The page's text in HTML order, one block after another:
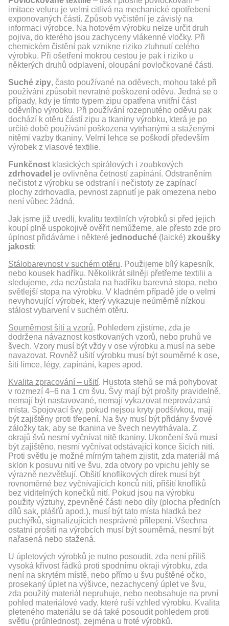
imitace veluru je velmi citlivá na mechanické opotřebení
exponovaných částí. Způsob vyčistění je závislý na
informaci výrobce. Na hotovém výrobku nelze určit druh
pojiva, do kterého jsou zachyceny vlákenné vločky. Při
chemickém čistění pak vznikne riziko ztuhnutí celého
výrobku. Při ošetření mokrou cestou je pak i riziko u
některých druhů odplavení, oloupání povločkované části.
Suché zipy, často používané na oděvech, mohou také při
používání způsobit nevratné poškození oděvu. Jedná se o
případy, kdy je tímto typem zipu opatřena vnitřní část
oděvního výrobku. Při používání rozepnutého oděvu pak
dochází k otěru částí zipu a tkaniny výrobku, která je po
určité době používání poškozena vytrhanými a staženými
nitěmi vazby tkaniny. Velmi lehce se poškodí především
výrobek z vlasové textilie.
Funkčnost klasických spirálových i zoubkových
zdrhovadel je ovlivněna četností zapínání. Odstraněním
nečistot z výrobku se odstraní i nečistoty ze zapínací
plochy zdrhovadla, pevnost zapnutí je pak omezena nebo
není vůbec žádná.
Jak jsme již uvedli, kvalitu textilních výrobků si před jejich
koupí plně uspokojivě ověřit nemůžeme, ale přesto zde pro
úplnost přidáváme i některé jednoduché (laické) zkoušky
jakosti:
Stálobarevnost v suchém otěru. Použijeme bílý kapesník,
nebo kousek hadříku. Několikrát silněji přetřeme textilii a
sledujeme, zda nezůstala na hadříku barevná stopa, nebo
světlejší stopa na výrobku. V kladném případě jde o velmi
nevyhovující výrobek, který vykazuje neúměrně nízkou
stálost vybarvení v suchém otěru.
Souměrnost šití a vzorů. Pohledem zjistíme, zda je
dodržena návaznost kostkovaných vzorů, nebo pruhů ve
švech. Vzory musí být vždy v ose výrobku a musí na sebe
navazovat. Rovněž ušití výrobku musí být souměrné k ose,
šití límce, légy, zapínání, kapes apod.
Kvalita zpracování – ušití. Hustota stehů se má pohybovat
v rozmezí 4–6 na 1 cm švu. Švy mají být prošity pravidelně,
nemají být nastavované, nemají vykazovat neprovázaná
místa. Spojovací švy, pokud nejsou kryty podšívkou, mají
být zajištěny proti třepení. Na švy musí být přidány švové
záložky tak, aby se tkanina ve švech nevytrhávala. Z
okrajů švů nesmí vyčnívat nitě tkaniny. Ukončení švů musí
být zajištěno, nesmí vyčnívat odstávající konce šicích nití.
Proti světlu je možné mírným tahem zjistit, zda materiál má
sklon k posuvu nití ve švu, zda otvory po vpichu jehly se
výrazně nezvětšují. Obšití knoflíkových dírek musí být
rovnoměrné bez vyčnívajících konců nití, přišití knoflíků
bez viditelných konečků nití. Pokud jsou na výrobku
použity výztuhy, zpevněné části nebo díly (plocha předních
dílů sak, plášťů apod.), musí být tato místa hladká bez
puchýřků, signalizujících nesprávné přilepení. Všechna
ostatní prošití na výrobcích musí být souměrná, nesmí být
nařasená nebo stažená.
U úpletových výrobků je nutno posoudit, zda není příliš
vysoká křivost řádků proti spodnímu okraji výrobku, zda
není na skrytém místě, nebo přímo u švu puštěné očko,
prosekaný úplet na výšivce, nezachycený úplet ve švu,
zda použitý materiál nepruhuje, nebo neobsahuje na první
pohled materiálové vady, které ruší vzhled výrobku. Kvalita
pleteného materiálu se dá také posoudit pohledem proti
světlu (průhlednost), zejména u froté výrobků.